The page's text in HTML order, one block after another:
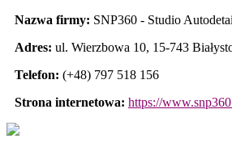
Nazwa firmy: SNP360 - Studio
Adres: ul. Wierzbowa 10, 15-743
Telefon: (+48) 797 518 156
Strona internetowa: https://